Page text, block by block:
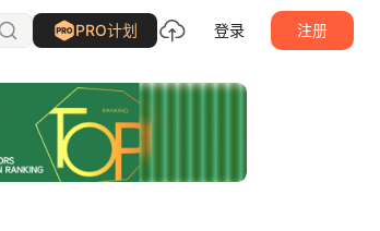
PRO计划 登录 注册
Gong_Zi_Chen 关注